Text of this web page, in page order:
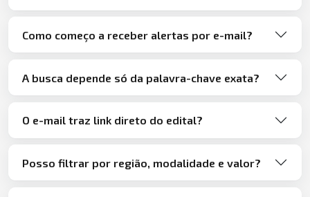
Como começo a receber alertas por e-mail?
A busca depende só da palavra-chave exata?
O e-mail traz link direto do edital?
Posso filtrar por região, modalidade e valor?